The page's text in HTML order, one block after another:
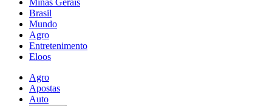
Brasil
Mundo
Agro
Entretenimento
Eloos
Agro
Apostas
Auto